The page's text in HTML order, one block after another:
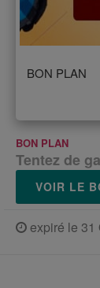
BON PLAN
BON PLAN
Tentez de
VOIR LE
expiré le 31